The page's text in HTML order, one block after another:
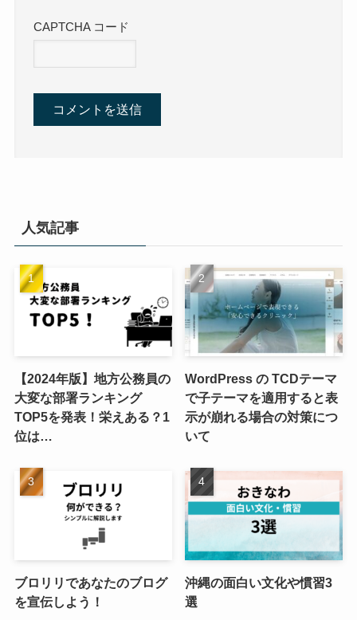
CAPTCHA コード
人気記事
【2024年版】地方公務員の
大変な部署ランキング
TOP5を発表！栄えある？1
位は…
WordPress の TCDテーマ
で子テーマを適用すると表
示が崩れる場合の対策につ
いて
ブロリリであなたのブログ
を宣伝しよう！
沖縄の面白い文化や慣習3
選